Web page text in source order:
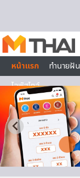
หน้าแรก
ทำนายฝัน
ไลฟ์สไตล์